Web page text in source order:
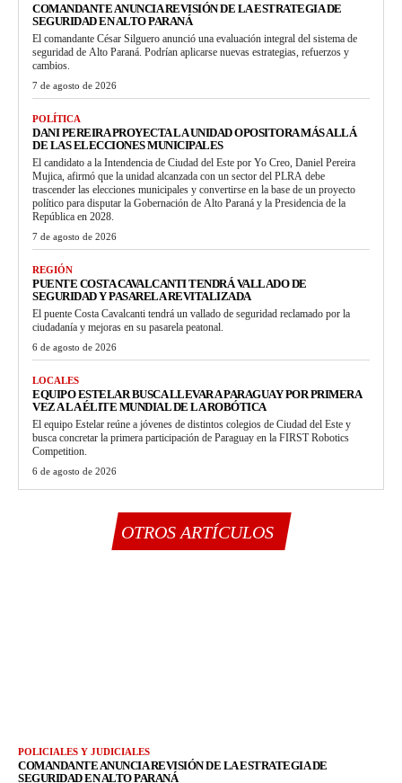
COMANDANTE ANUNCIA REVISIÓN DE LA ESTRATEGIA DE
SEGURIDAD EN ALTO PARANÁ
El comandante César Silguero anunció una evaluación integral del sistema de
seguridad de Alto Paraná. Podrían aplicarse nuevas estrategias, refuerzos y
cambios.
7 de agosto de 2026
POLÍTICA
DANI PEREIRA PROYECTA LA UNIDAD OPOSITORA MÁS ALLÁ
DE LAS ELECCIONES MUNICIPALES
El candidato a la Intendencia de Ciudad del Este por Yo Creo, Daniel Pereira
Mujica, afirmó que la unidad alcanzada con un sector del PLRA debe
trascender las elecciones municipales y convertirse en la base de un proyecto
político para disputar la Gobernación de Alto Paraná y la Presidencia de la
República en 2028.
7 de agosto de 2026
REGIÓN
PUENTE COSTA CAVALCANTI TENDRÁ VALLADO DE
SEGURIDAD Y PASARELA REVITALIZADA
El puente Costa Cavalcanti tendrá un vallado de seguridad reclamado por la
ciudadanía y mejoras en su pasarela peatonal.
6 de agosto de 2026
LOCALES
EQUIPO ESTELAR BUSCA LLEVAR A PARAGUAY POR PRIMERA
VEZ A LA ÉLITE MUNDIAL DE LA ROBÓTICA
El equipo Estelar reúne a jóvenes de distintos colegios de Ciudad del Este y
busca concretar la primera participación de Paraguay en la FIRST Robotics
Competition.
6 de agosto de 2026
OTROS ARTÍCULOS
POLICIALES Y JUDICIALES
COMANDANTE ANUNCIA REVISIÓN DE LA ESTRATEGIA DE
SEGURIDAD EN ALTO PARANÁ